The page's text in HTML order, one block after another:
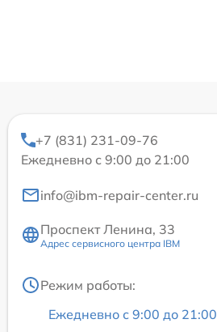
+7 (831) 231-09-76
Ежедневно с 9:00 до 21:00
info@ibm-repair-center.ru
Проспект Ленина, 33
Адрес сервисного центра IBM
Режим работы:
Ежедневно с 9:00 до 21:00